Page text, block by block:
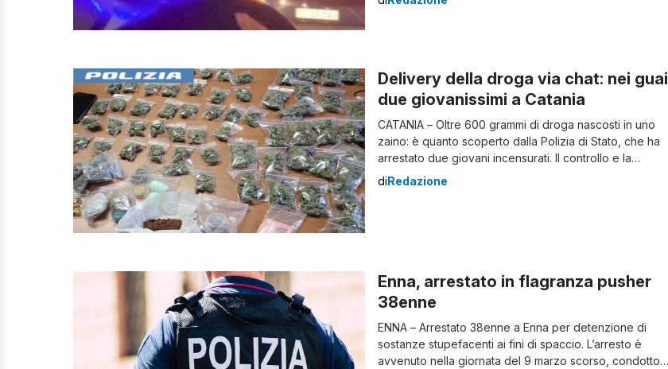
Delivery della droga via chat: nei guai
due giovanissimi a Catania
CATANIA – Oltre 600 grammi di droga nascosti in uno
zaino: è quanto scoperto dalla Polizia di Stato, che ha
arrestato due giovani incensurati. Il controllo e la
scoperta I due, un 18enne e un 17enne catanesi, sono
diRedazione
Enna, arrestato in flagranza pusher
38enne
ENNA – Arrestato 38enne a Enna per detenzione di
sostanze stupefacenti ai fini di spaccio. L’arresto è
avvenuto nella giornata del 9 marzo scorso, condotto